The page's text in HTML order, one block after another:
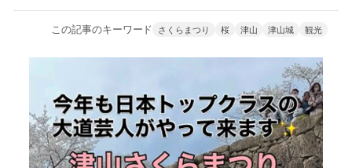
この記事のキーワード さくらまつり 桜 津山 津山城 観光